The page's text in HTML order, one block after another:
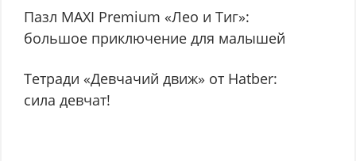
Пазл MAXI Premium «Лео и Тиг»:
большое приключение для малышей
Тетради «Девчачий движ» от Hatber:
сила девчат!